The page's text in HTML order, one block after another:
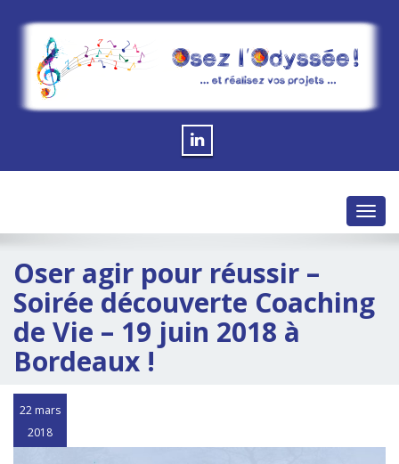
Oser agir pour réussir –
Soirée découverte Coaching
de Vie – 19 juin 2018 à
Bordeaux !
22 mars
2018